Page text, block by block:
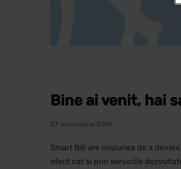
Bine ai venit, hai
27 octombrie 2016
Smart Bill are misiunea de a
oferit cat si prin serviciile